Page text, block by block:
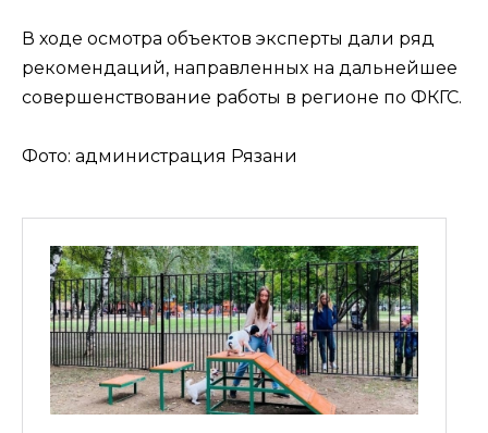
В ходе осмотра объектов эксперты дали ряд
рекомендаций, направленных на дальнейшее
совершенствование работы в регионе по ФКГС.
Фото: администрация Рязани